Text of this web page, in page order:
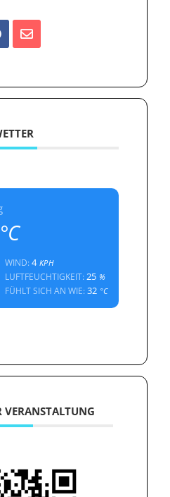
°C
WIND:4KPH
LUFTFEUCHTIGKEIT:25 %
FÜHLT SICH AN WIE:32 °C
VERANSTALTUNG